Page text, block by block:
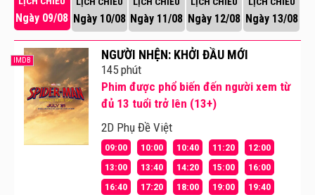
Ngày 09/08 Ngày 10/08 Ngày 11/08 Ngày 12/08 Ngày 13/08
IMDB NGƯỜI NHỆN: KHỞI ĐẦU MỚI
145 phút
Phim được phổ biến đến người xem từ
đủ 13 tuổi trở lên (13+)
2D Phụ Đề Việt
09:00 10:00 10:40 11:20
12:00
13:00
13:40 14:20 15:00
16:00
16:40
17:20 18:00 19:00
19:40